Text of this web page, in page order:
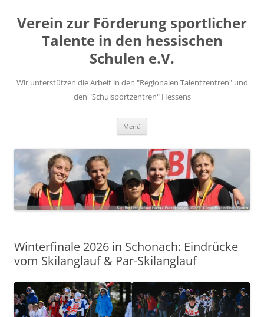
springen
Verein zur Förderung sportlicher
Talente in den hessischen
Schulen e.V.
Wir unterstützen die Arbeit in den "Regionalen Talentzentren" und
den "Schulsportzentren" Hessens
Menü
Winterfinale 2026 in Schonach: Eindrücke
vom Skilanglauf & Par-Skilanglauf